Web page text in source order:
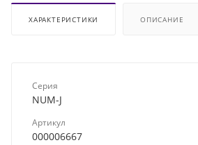
ХАРАКТЕРИСТИКИ ОПИСАНИЕ
Серия
NUM-J
Артикул
000006667